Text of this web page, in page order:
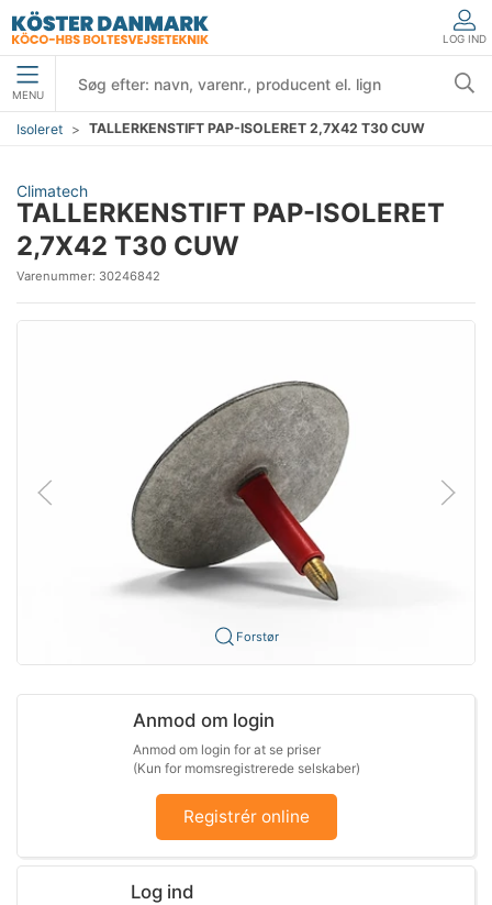
LOG IND
MENU
Isoleret TALLERKENSTIFT PAP-ISOLERET 2,7X42 T30 CUW
Climatech
TALLERKENSTIFT PAP-ISOLERET
2,7X42 T30 CUW
Varenummer: 30246842
Forstør
Anmod om login
Anmod om login for at se priser
(Kun for momsregistrerede selskaber)
Registrér online
Log ind